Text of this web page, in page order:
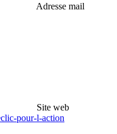
Adresse mail
Site web
pour-l-action